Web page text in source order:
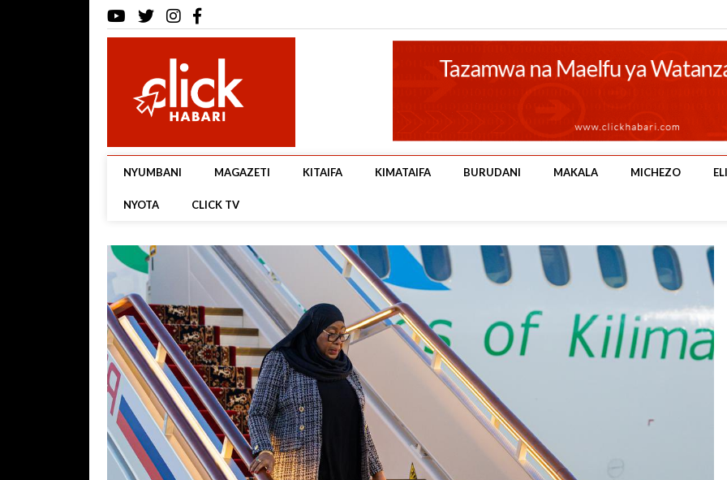
NYUMBANI MAGAZETI KITAIFA KIMATAIFA BURUDANI MAKALA MICHEZO
NYOTA CLICK TV